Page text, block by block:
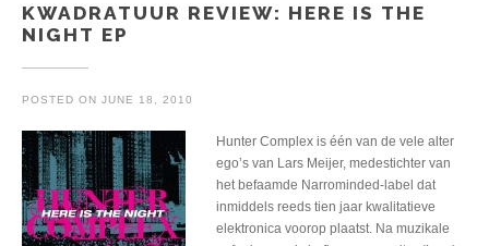
KWADRATUUR REVIEW: HERE IS THE
NIGHT EP
POSTED ON JUNE 18, 2010
Hunter Complex is één van de vele alter
ego’s van Lars Meijer, medestichter van
het befaamde Narrominded-label dat
inmiddels reeds tien jaar kwalitatieve
elektronica voorop plaatst. Na muzikale